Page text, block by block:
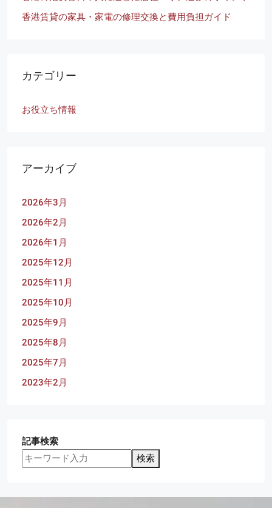
香港賃貸の家具・家電の修理交換と費用負担ガイド
カテゴリー
お役立ち情報
アーカイブ
2026年3月
2026年2月
2026年1月
2025年12月
2025年11月
2025年10月
2025年9月
2025年8月
2025年7月
2023年2月
記事検索
検索